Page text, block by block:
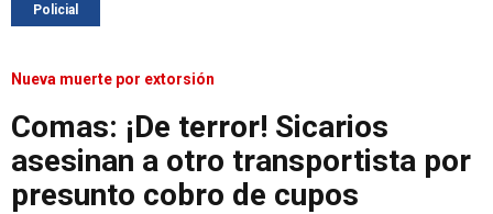
Policial
Nueva muerte por extorsión
Comas: ¡De terror! Sicarios
asesinan a otro transportista por
presunto cobro de cupos